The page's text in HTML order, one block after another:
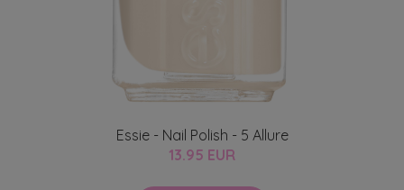
Essie - Nail Polish - 5 Allure
13.95 EUR